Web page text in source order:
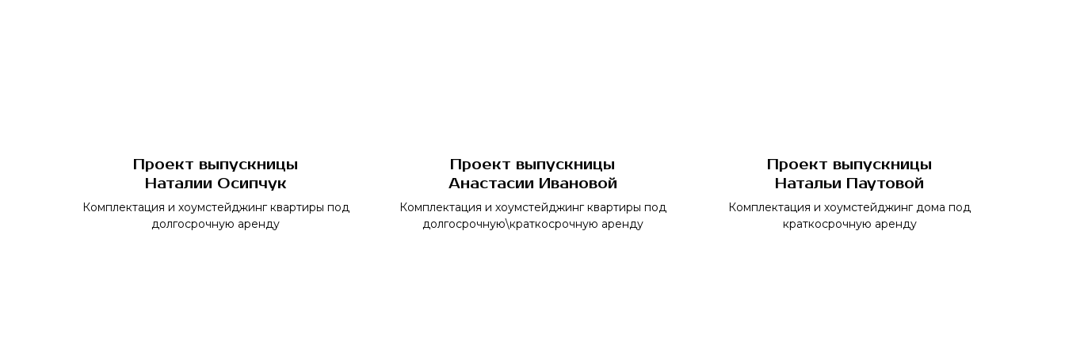
Проект выпускницы
Наталии Осипчук
Комплектация и хоумстейджинг квартиры под
долгосрочную аренду
Проект выпускницы
Анастасии Ивановой
Комплектация и хоумстейджинг квартиры под
долгосрочную\краткосрочную аренду
Проект выпускницы
Натальи Паутовой
Комплектация и хоумстейджинг дома под
краткосрочную аренду